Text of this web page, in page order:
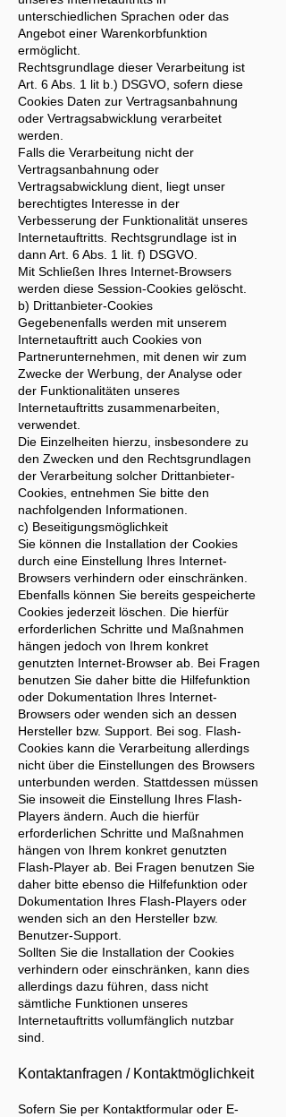
unterschiedlichen Sprachen oder das
Angebot einer Warenkorbfunktion
ermöglicht.
Rechtsgrundlage dieser Verarbeitung ist
Art. 6 Abs. 1 lit b.) DSGVO, sofern diese
Cookies Daten zur Vertragsanbahnung
oder Vertragsabwicklung verarbeitet
werden.
Falls die Verarbeitung nicht der
Vertragsanbahnung oder
Vertragsabwicklung dient, liegt unser
berechtigtes Interesse in der
Verbesserung der Funktionalität unseres
Internetauftritts. Rechtsgrundlage ist in
dann Art. 6 Abs. 1 lit. f) DSGVO.
Mit Schließen Ihres Internet-Browsers
werden diese Session-Cookies gelöscht.
b) Drittanbieter-Cookies
Gegebenenfalls werden mit unserem
Internetauftritt auch Cookies von
Partnerunternehmen, mit denen wir zum
Zwecke der Werbung, der Analyse oder
der Funktionalitäten unseres
Internetauftritts zusammenarbeiten,
verwendet.
Die Einzelheiten hierzu, insbesondere zu
den Zwecken und den Rechtsgrundlagen
der Verarbeitung solcher Drittanbieter-
Cookies, entnehmen Sie bitte den
nachfolgenden Informationen.
c) Beseitigungsmöglichkeit
Sie können die Installation der Cookies
durch eine Einstellung Ihres Internet-
Browsers verhindern oder einschränken.
Ebenfalls können Sie bereits gespeicherte
Cookies jederzeit löschen. Die hierfür
erforderlichen Schritte und Maßnahmen
hängen jedoch von Ihrem konkret
genutzten Internet-Browser ab. Bei Fragen
benutzen Sie daher bitte die Hilfefunktion
oder Dokumentation Ihres Internet-
Browsers oder wenden sich an dessen
Hersteller bzw. Support. Bei sog. Flash-
Cookies kann die Verarbeitung allerdings
nicht über die Einstellungen des Browsers
unterbunden werden. Stattdessen müssen
Sie insoweit die Einstellung Ihres Flash-
Players ändern. Auch die hierfür
erforderlichen Schritte und Maßnahmen
hängen von Ihrem konkret genutzten
Flash-Player ab. Bei Fragen benutzen Sie
daher bitte ebenso die Hilfefunktion oder
Dokumentation Ihres Flash-Players oder
wenden sich an den Hersteller bzw.
Benutzer-Support.
Sollten Sie die Installation der Cookies
verhindern oder einschränken, kann dies
allerdings dazu führen, dass nicht
sämtliche Funktionen unseres
Internetauftritts vollumfänglich nutzbar
sind.
Kontaktanfragen / Kontaktmöglichkeit
Sofern Sie per Kontaktformular oder E-